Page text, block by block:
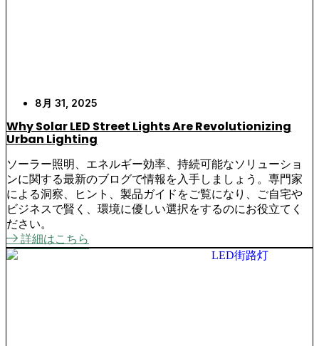
8月 31, 2025
Why Solar LED Street Lights Are Revolutionizing
Urban Lighting
ソーラー照明、エネルギー効率、持続可能なソリューショ
ンに関する最新のブログで情報を入手しましょう。専門家
による洞察、ヒント、製品ガイドをご覧になり、ご自宅や
ビジネスで賢く、環境に優しい選択をするのにお役立てく
ださい。
詳細はこちら